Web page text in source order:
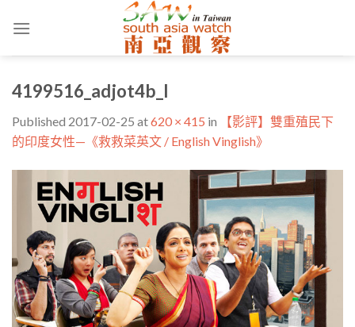
4199516_adjot4b_l
Published 2017-02-25 at620 × 415 in
【影評】雙重殖民下
的印度女性—《救救菜英文 / English Vinglish》